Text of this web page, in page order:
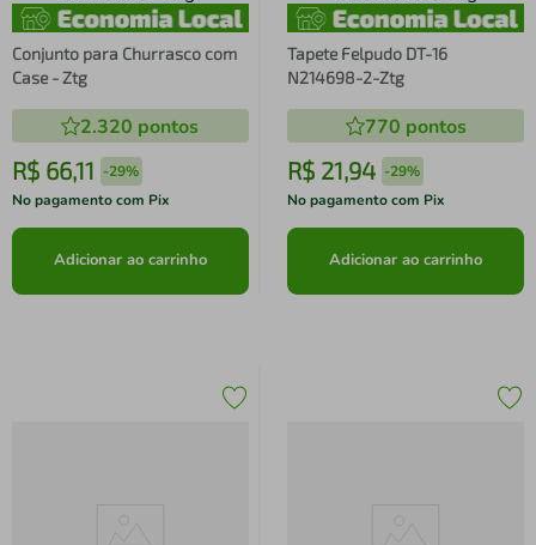
Conjunto para Churrasco com
Case - Ztg
2.320 pontos
R$ 66,11 -29%
No pagamento com Pix
Adicionar ao carrinho
Tapete Felpudo DT-16
N214698-2-Ztg
770 pontos
R$ 21,94 -29%
No pagamento com Pix
Adicionar ao carrinho